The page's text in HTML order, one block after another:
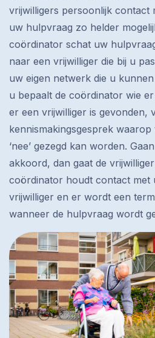
vrijwilligers persoonlijk contact
uw hulpvraag zo helder
coördinator schat uw
naar een vrijwilliger die bij u
uw eigen netwerk die u
u bepaalt de coördinator wie
er een vrijwilliger is gevonden,
kennismakingsgesprek waarop
‘nee’ gezegd kan worden.
akkoord, dan gaat de
coördinator houdt contact met
vrijwilliger en er wordt een
wanneer de hulpvraag wordt